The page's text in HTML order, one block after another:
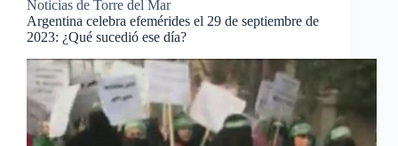
Noticias de Torre del Mar
Argentina celebra efemérides el 29 de septiembre de
2023: ¿Qué sucedió ese día?